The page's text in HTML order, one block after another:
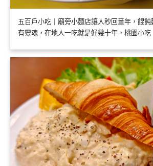
五百戶小吃｜廟旁小麵店讓人秒回童年，餛
有靈魂，在地人一吃就是好幾十年，桃園小吃